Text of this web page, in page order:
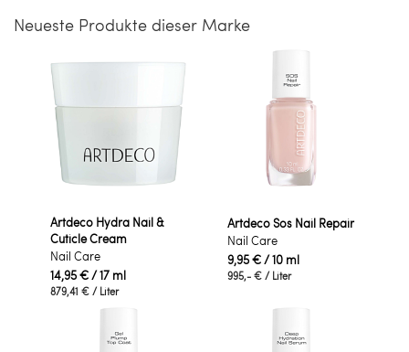
Neueste Produkte dieser Marke
Artdeco Hydra Nail &
Cuticle Cream
Nail Care
14,95 €/ 17 ml
879,41 € / Liter
Artdeco Sos Nail Repair
Nail Care
9,95 €/ 10 ml
995,- € / Liter